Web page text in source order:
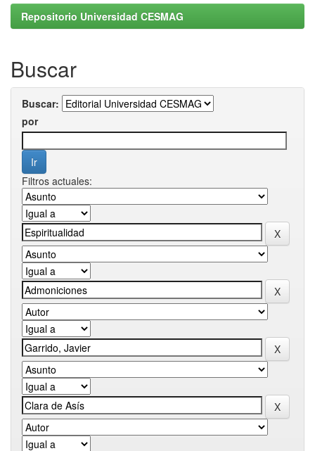
Repositorio Universidad CESMAG
Buscar
Buscar:
por
Filtros actuales: